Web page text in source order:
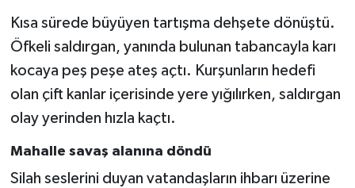
Kısa sürede büyüyen tartışma dehşete dönüştü.
Öfkeli saldırgan, yanında bulunan tabancayla karı
kocaya peş peşe ateş açtı. Kurşunların hedefi
olan çift kanlar içerisinde yere yığılırken, saldırgan
olay yerinden hızla kaçtı.
Mahalle savaş alanına döndü
Silah seslerini duyan vatandaşların ihbarı üzerine